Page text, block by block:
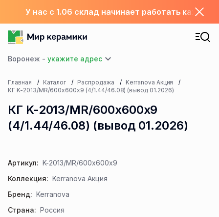
У нас с 1.06 склад начинает работать каждый
Воронеж -
Главная Каталог Распродажа
Kerranova Акция
КГ K-2013/MR/600x600x9 (4/1.44/46.08) (вывод 01.2026)
КГ K-2013/MR/600x600x9
(4/1.44/46.08) (вывод 01.2026)
Артикул: K-2013/MR/600x600x9
Коллекция: Kerranova Акция
Бренд: Kerranova
Страна: Россия